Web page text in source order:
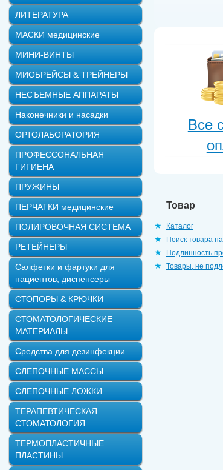
Все
Товар
Каталог
Поиск товара
Подлинность
Товары, не
ЛИТЕРАТУРА
МАСКИ медицинские
МИНИ-ВИНТЫ
МИОБРЕЙСЫ & ТРЕЙНЕРЫ
НЕСЪЕМНЫЕ АППАРАТЫ
Наконечники и насадки
ОРТОЛАБОРАТОРИЯ
ПРОФЕССОНАЛЬНАЯ
ГИГИЕНА
ПРУЖИНЫ
ПЕРЧАТКИ медицинские
ПОЛИРОВОЧНАЯ СИСТЕМА
РЕТЕЙНЕРЫ
Салфетки и фартуки для
пациентов, диспенсеры
СТОПОРЫ & КРЮЧКИ
СТОМАТОЛОГИЧЕСКИЕ
МАТЕРИАЛЫ
Средства для дезинфекции
СЛЕПОЧНЫЕ МАССЫ
СЛЕПОЧНЫЕ ЛОЖКИ
ТЕРАПЕВТИЧЕСКАЯ
СТОМАТОЛОГИЯ
ТЕРМОПЛАСТИЧНЫЕ
ПЛАСТИНЫ